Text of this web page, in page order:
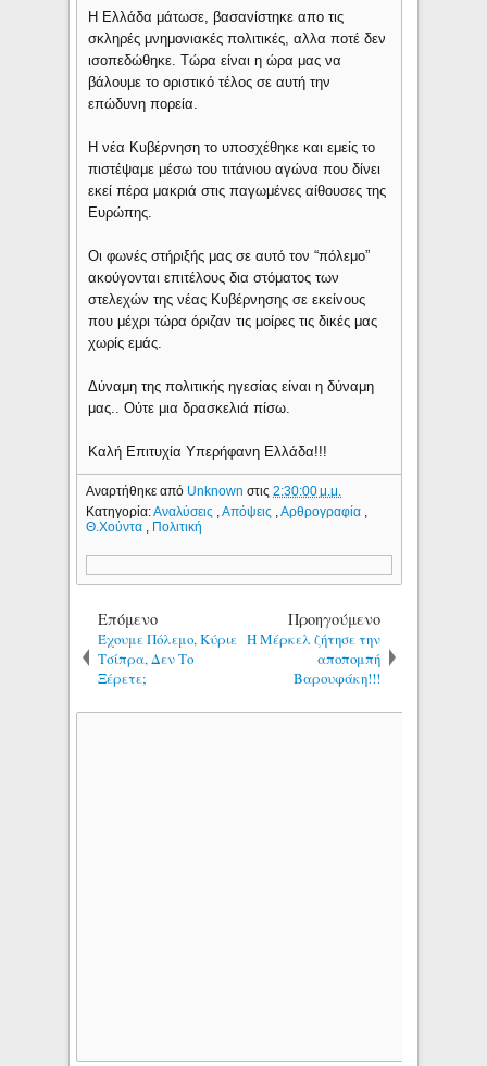
Η Ελλάδα μάτωσε, βασανίστηκε απο τις
σκληρές μνημονιακές πολιτικές, αλλα ποτέ δεν
ισοπεδώθηκε. Τώρα είναι η ώρα μας να
βάλουμε το οριστικό τέλος σε αυτή την
επώδυνη πορεία.
Η νέα Κυβέρνηση το υποσχέθηκε και εμείς το
πιστέψαμε μέσω του τιτάνιου αγώνα που δίνει
εκεί πέρα μακριά στις παγωμένες αίθουσες της
Ευρώπης.
Οι φωνές στήριξής μας σε αυτό τον “πόλεμο”
ακούγονται επιτέλους δια στόματος των
στελεχών της νέας Κυβέρνησης σε εκείνους
που μέχρι τώρα όριζαν τις μοίρες τις δικές μας
χωρίς εμάς.
Δύναμη της πολιτικής ηγεσίας είναι η δύναμη
μας.. Ούτε μια δρασκελιά πίσω.
Καλή Επιτυχία Υπερήφανη Ελλάδα!!!
Αναρτήθηκε από Unknownστις2:30:00 μ.μ.
Κατηγορία:Αναλύσεις ,Απόψεις ,Αρθρογραφία ,
Θ.Χούντα , Πολιτική
Επόμενο
Έχουμε Πόλεμο, Κύριε
Τσίπρα, Δεν Το
Ξέρετε;
Προηγούμενο
H Μέρκελ ζήτησε την
αποπομπή
Βαρουφάκη!!!